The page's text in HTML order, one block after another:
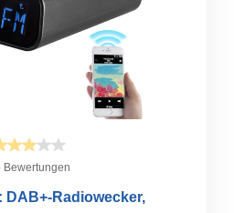
Bewertungen
Radiowecker,